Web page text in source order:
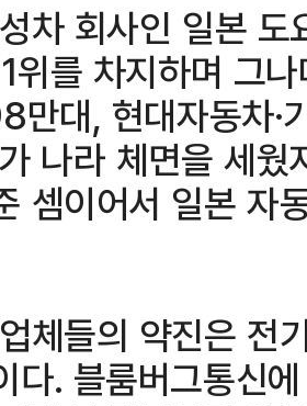
차 회사인 일본
를 차지하며 그
만대, 현대자동차·
나라 체면을 세
셈이어서 일본 자
체들의 약진은 전
다. 블룸버그통신